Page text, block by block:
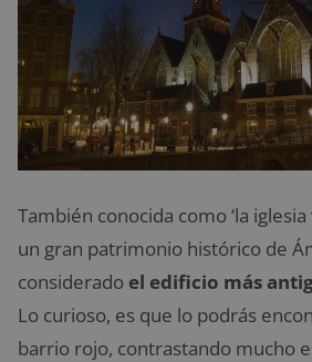
También conocida como ‘la iglesia
un gran patrimonio histórico de
considerado el edificio más
Lo curioso, es que lo podrás
barrio rojo, contrastando mucho